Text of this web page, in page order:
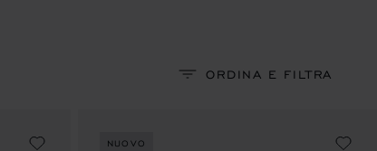
ORDINA E FILTRA
NUOVO